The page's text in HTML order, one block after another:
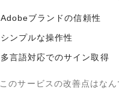
Adobeブランドの信頼性
シンプルな操作性
多言語対応でのサイン取得
このサービスの改善点はな